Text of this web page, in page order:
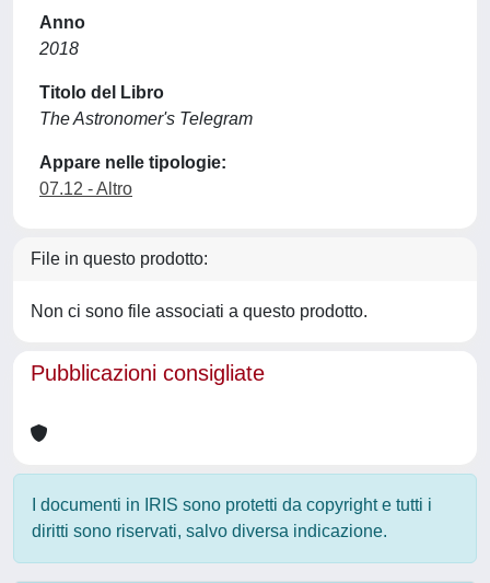
Anno
2018
Titolo del Libro
The Astronomer's Telegram
Appare nelle tipologie:
07.12 - Altro
File in questo prodotto:
Non ci sono file associati a questo prodotto.
Pubblicazioni consigliate
I documenti in IRIS sono protetti da copyright e tutti i
diritti sono riservati, salvo diversa indicazione.